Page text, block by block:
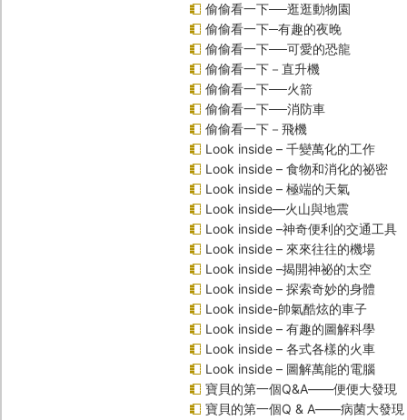
偷偷看一下──逛逛動物園
偷偷看一下─有趣的夜晚
偷偷看一下──可愛的恐龍
偷偷看一下－直升機
偷偷看一下──火箭
偷偷看一下──消防車
偷偷看一下－飛機
Look inside – 千變萬化的工作
Look inside – 食物和消化的祕密
Look inside – 極端的天氣
Look inside—火山與地震
Look inside –神奇便利的交通工具
Look inside – 來來往往的機場
Look inside –揭開神祕的太空
Look inside – 探索奇妙的身體
Look inside-帥氣酷炫的車子
Look inside – 有趣的圖解科學
Look inside – 各式各樣的火車
Look inside – 圖解萬能的電腦
寶貝的第一個Q&A――便便大發現
寶貝的第一個Q & A――病菌大發現